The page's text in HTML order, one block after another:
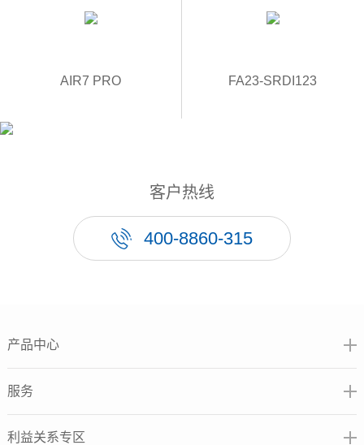
AIR7 PRO FA23-SRDI123
客户热线
400-8860-315
产品中心
服务
利益关系专区